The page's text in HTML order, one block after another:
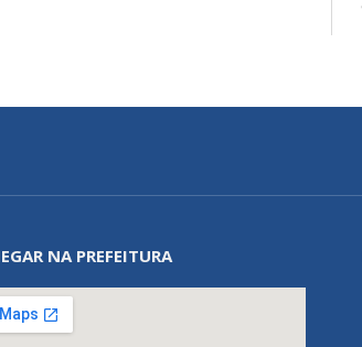
NA PREFEITURA